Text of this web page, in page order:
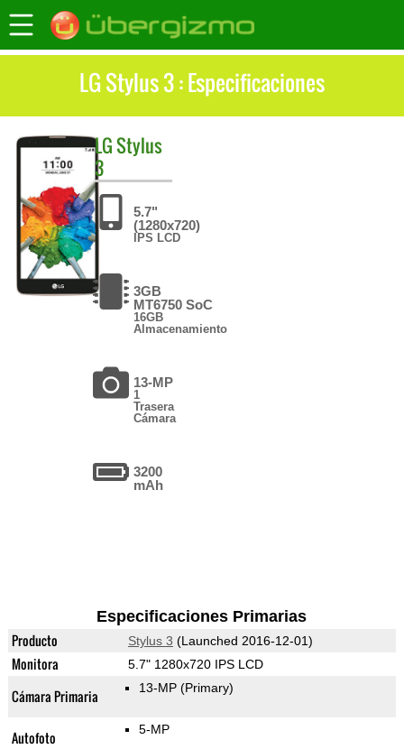
LG Stylus 3 : Especificaciones
LGStylus
3
5.7"
(1280x720)
IPS LCD
3GB
MT6750 SoC
16GB
Almacenamiento
13-MP
1
Trasera
Cámara
3200
mAh
Especificaciones Primarias
Producto Stylus 3 (Launched 2016-12-01)
Monitora 5.7" 1280x720 IPS LCD
Cámara Primaria 13-MP (Primary)
Autofoto 5-MP